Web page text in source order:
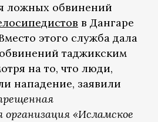
ложных обвинений
в Дангаре
этого служба дала
таджикским
на то, что люди,
нападение, заявили
«Исламское